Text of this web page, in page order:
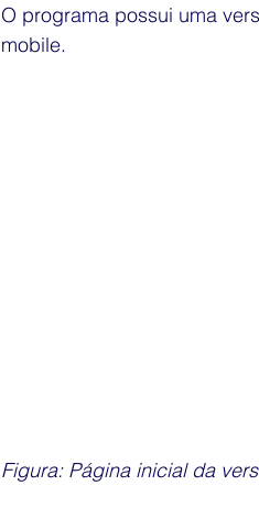
O programa possui uma
mobile.
Figura: Página inicial da